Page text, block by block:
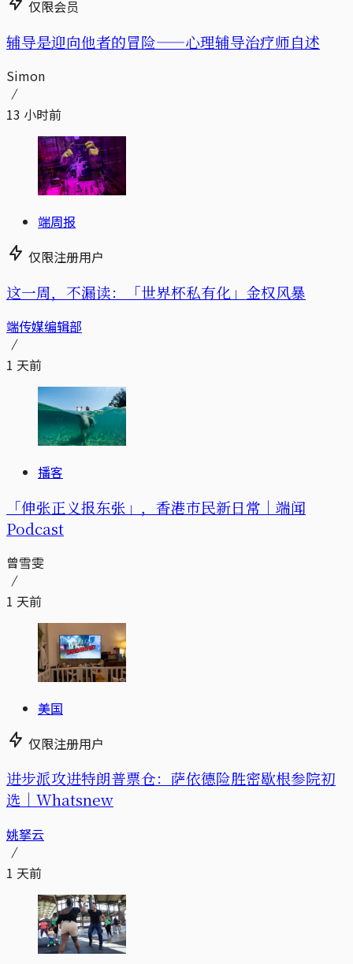
仅限会员
辅导是迎向他者的冒险——心理辅导治疗师自述
Simon
13 小时前
端周报
仅限注册用户
这一周，不漏读：「世界杯私有化」金权风暴
端传媒编辑部
1 天前
播客
「伸张正义报东张」，香港市民新日常｜端闻
Podcast
曾雪雯
1 天前
美国
仅限注册用户
进步派攻进特朗普票仓：萨依德险胜密歇根参院初
选｜Whatsnew
姚拏云
1 天前